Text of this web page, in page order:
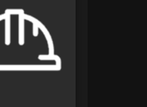
organiza
de exames
alertas e